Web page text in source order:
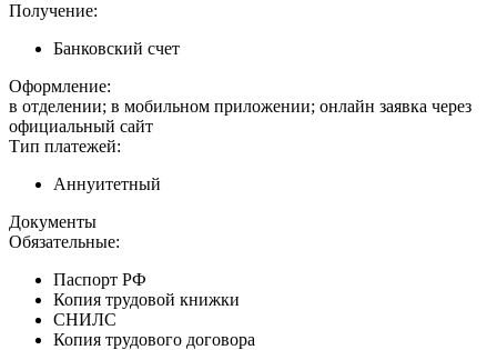
Получение:
Банковский счет
Оформление:
в отделении; в мобильном приложении; онлайн заявка через
официальный сайт
Тип платежей:
Аннуитетный
Документы
Обязательные:
Паспорт РФ
Копия трудовой книжки
СНИЛС
Копия трудового договора